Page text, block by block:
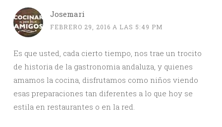
Josemari
FEBRERO 29, 2016 A LAS 5:49 PM
Es que usted, cada cierto tiempo, nos trae un trocito
de historia de la gastronomia andaluza, y quienes
amamos la cocina, disfrutamos como niños viendo
esas preparaciones tan diferentes a lo que hoy se
estila en restaurantes o en la red.